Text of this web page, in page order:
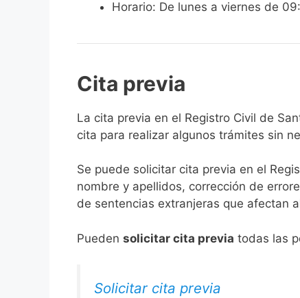
Horario: De lunes a viernes de
Cita previa
​​​​​​​​​​​​​​​​​​​​​​​​​​​​La cita previa en el Registro Civil de
cita para realizar algunos trámites sin
Se puede solicitar cita previa en el
nombre y apellidos, corrección de
de sentencias extranjeras que afectan
​Pueden solicitar cita previa todas las
Solicitar cita previa